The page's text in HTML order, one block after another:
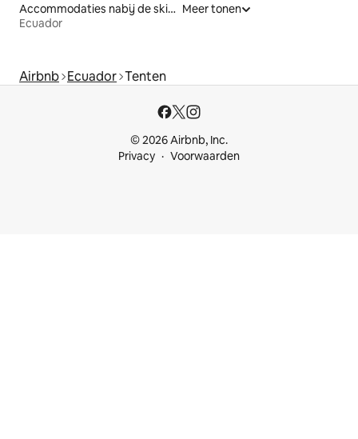
Accommodaties nabij de skipiste
Ecuador
Meer tonen
Airbnb Ecuador Tenten
© 2026 Airbnb, Inc.
Privacy
Voorwaarden